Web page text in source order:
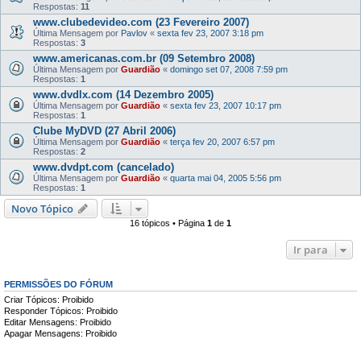
Respostas: 11
www.clubedevideo.com (23 Fevereiro 2007)
Última Mensagem por Pavlov « sexta fev 23, 2007 3:18 pm
Respostas: 3
www.americanas.com.br (09 Setembro 2008)
Última Mensagem por Guardião « domingo set 07, 2008 7:59 pm
Respostas: 1
www.dvdlx.com (14 Dezembro 2005)
Última Mensagem por Guardião « sexta fev 23, 2007 10:17 pm
Respostas: 1
Clube MyDVD (27 Abril 2006)
Última Mensagem por Guardião « terça fev 20, 2007 6:57 pm
Respostas: 2
www.dvdpt.com (cancelado)
Última Mensagem por Guardião « quarta mai 04, 2005 5:56 pm
Respostas: 1
Novo Tópico
16 tópicos • Página 1 de 1
Ir para
PERMISSÕES DO FÓRUM
Criar Tópicos: Proibido
Responder Tópicos: Proibido
Editar Mensagens: Proibido
Apagar Mensagens: Proibido